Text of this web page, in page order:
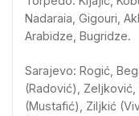
Nadaraia, Gigouri,
Arabidze, Bugridze.
Sarajevo: Rogić,
(Radović),
(Mustafić), Ziljkić